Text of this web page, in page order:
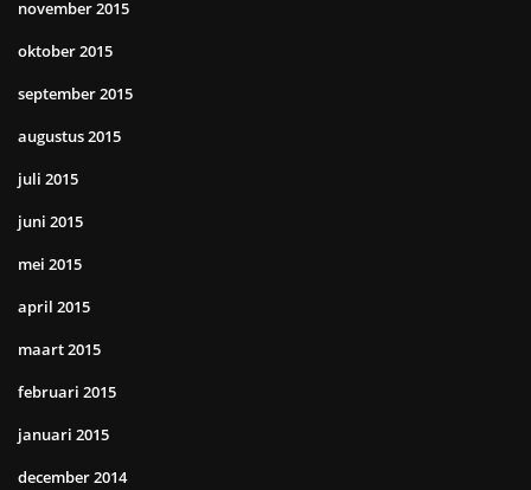
november 2015
oktober 2015
september 2015
augustus 2015
juli 2015
juni 2015
mei 2015
april 2015
maart 2015
februari 2015
januari 2015
december 2014